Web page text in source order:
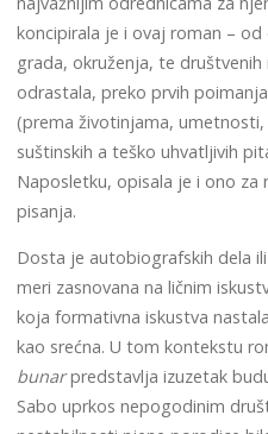
koncipirala je i ovaj roman –
grada, okruženja, te
odrastala, preko prvih
(prema životinjama,
suštinskih a teško uhvatljivih
Naposletku, opisala je i ono za
pisanja.
Dosta je autobiografskih dela
meri zasnovana na ličnim
koja formativna iskustva
kao srećna. U tom kontekstu
bunarpredstavlja izuzetak
Sabo uprkos nepogodinim